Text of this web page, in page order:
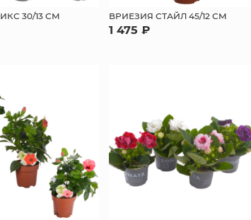
30/13 СМ ВРИЕЗИЯ СТАЙЛ 45/12 СМ
1 475 ₽